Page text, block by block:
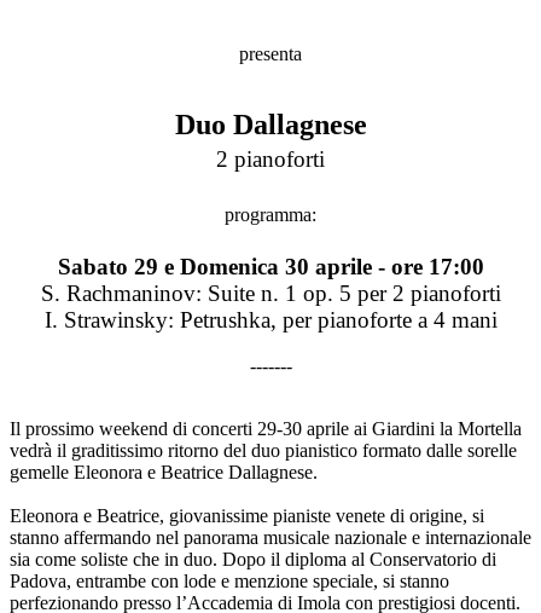
presenta
Duo Dallagnese
2 pianoforti
programma:
Sabato 29 e Domenica 30 aprile - ore 17:00
S. Rachmaninov: Suite n. 1 op. 5 per 2 pianoforti
I. Strawinsky: Petrushka, per pianoforte a 4 mani
-------
Il prossimo weekend di concerti 29-30 aprile ai Giardini la Mortella
vedrà il graditissimo ritorno del duo pianistico formato dalle sorelle
gemelle Eleonora e Beatrice Dallagnese.
Eleonora e Beatrice, giovanissime pianiste venete di origine, si
stanno affermando nel panorama musicale nazionale e internazionale
sia come soliste che in duo. Dopo il diploma al Conservatorio di
Padova, entrambe con lode e menzione speciale, si stanno
perfezionando presso l’Accademia di Imola con prestigiosi docenti.